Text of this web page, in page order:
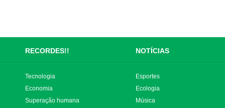
RECORDES!! NOTÍCIAS
Tecnologia
Economia
Superação humana
Esportes
Ecologia
Música